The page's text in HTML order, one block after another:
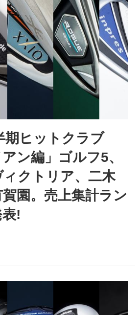
期ヒットクラブ
ン編」ゴルフ5、
クトリア、二木
園。売上集計ラン
!